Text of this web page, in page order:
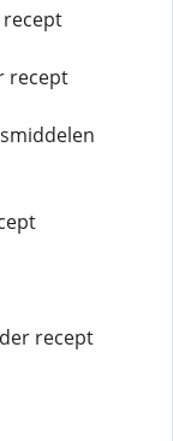
recept
recept
recept